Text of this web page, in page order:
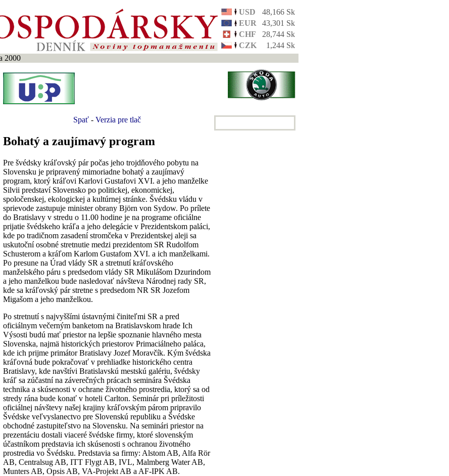
USD
48,166 Sk
EUR
43,301 Sk
CHF
28,744 Sk
CZK
1,244 Sk
2000
Spať- Verzia pre tlač
Bohatý a zaujímavý program
Pre švédsky kráľovský pár počas jeho trojdňového pobytu na
Slovensku je pripravený mimoriadne bohatý a zaujímavý
program, ktorý kráľovi Karlovi Gustafovi XVI. a jeho manželke
Silvii predstaví Slovensko po politickej, ekonomickej,
spoločenskej, ekologickej a kultúrnej stránke. Švédsku vládu v
sprievode zastupuje minister obrany Björn von Sydow. Po prílete
do Bratislavy v stredu o 11.00 hodine je na programe oficiálne
prijatie švédskeho kráľa a jeho delegácie v Prezidentskom paláci,
kde po tradičnom zasadení stromčeka v Prezidentskej aleji sa
uskutoční osobné stretnutie medzi prezidentom SR Rudolfom
Schusterom a kráľom Karlom Gustafom XVI. a ich manželkami.
Po presune na Úrad vlády SR a stretnutí kráľovského
manželského páru s predsedom vlády SR Mikulášom Dzurindom
a jeho manželkou bude nasledovať návšteva Národnej rady SR,
kde sa kráľovský pár stretne s predsedom NR SR Jozefom
Migašom a jeho manželkou.
Po stretnutí s najvyššími ústavnými činiteľmi SR a pred
oficiálnym večerným banketom na Bratislavskom hrade Ich
Výsosti budú mať priestor na lepšie spoznanie hlavného mesta
Slovenska, najmä historických priestorov Primaciálneho paláca,
kde ich prijme primátor Bratislavy Jozef Moravčík. Kým švédska
kráľovná bude pokračovať v prehliadke historického centra
Bratislavy, kde navštívi Bratislavskú mestskú galériu, švédsky
kráľ sa zúčastní na záverečných prácach seminára Švédska
technika a skúsenosti v ochrane životného prostredia, ktorý sa od
stredy rána bude konať v hoteli Carlton. Seminár pri príležitosti
oficiálnej návštevy našej krajiny kráľovským párom pripravilo
Švédske veľvyslanectvo pre Slovenskú republiku a Švédske
obchodné zastupiteľstvo na Slovensku. Na seminári priestor na
prezentáciu dostali viaceré švédske firmy, ktoré slovenským
účastníkom predstavia ich skúsenosti s ochranou životného
prostredia vo Švédsku. Predstavia sa firmy: Alstom AB, Alfa Rör
AB, Centralsug AB, ITT Flygt AB, IVL, Malmberg Water AB,
Munters AB, Opsis AB, VA-Projekt AB a AF-IPK AB.